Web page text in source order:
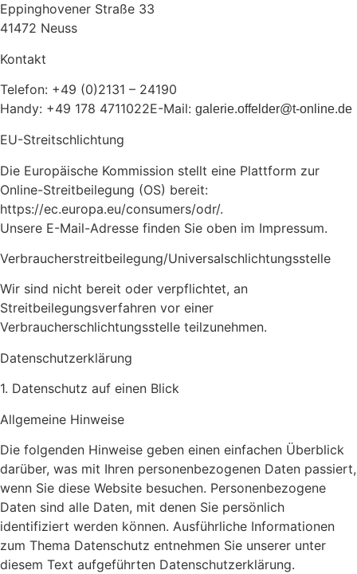
Eppinghovener Straße 33
41472 Neuss
Kontakt
Telefon: +49 (0)2131 – 24190
Handy: +49 178 4711022E-Mail: galerie.offelder@t-online.de
EU-Streitschlichtung
Die Europäische Kommission stellt eine Plattform zur
Online-Streitbeilegung (OS) bereit:
https://ec.europa.eu/consumers/odr/.
Unsere E-Mail-Adresse finden Sie oben im Impressum.
Verbraucherstreitbeilegung/Universalschlichtungsstelle
Wir sind nicht bereit oder verpflichtet, an
Streitbeilegungsverfahren vor einer
Verbraucherschlichtungsstelle teilzunehmen.
Datenschutz­erklärung
1. Datenschutz auf einen Blick
Allgemeine Hinweise
Die folgenden Hinweise geben einen einfachen Überblick
darüber, was mit Ihren personenbezogenen Daten passiert,
wenn Sie diese Website besuchen. Personenbezogene
Daten sind alle Daten, mit denen Sie persönlich
identifiziert werden können. Ausführliche Informationen
zum Thema Datenschutz entnehmen Sie unserer unter
diesem Text aufgeführten Datenschutzerklärung.